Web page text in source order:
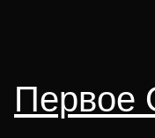
Первое